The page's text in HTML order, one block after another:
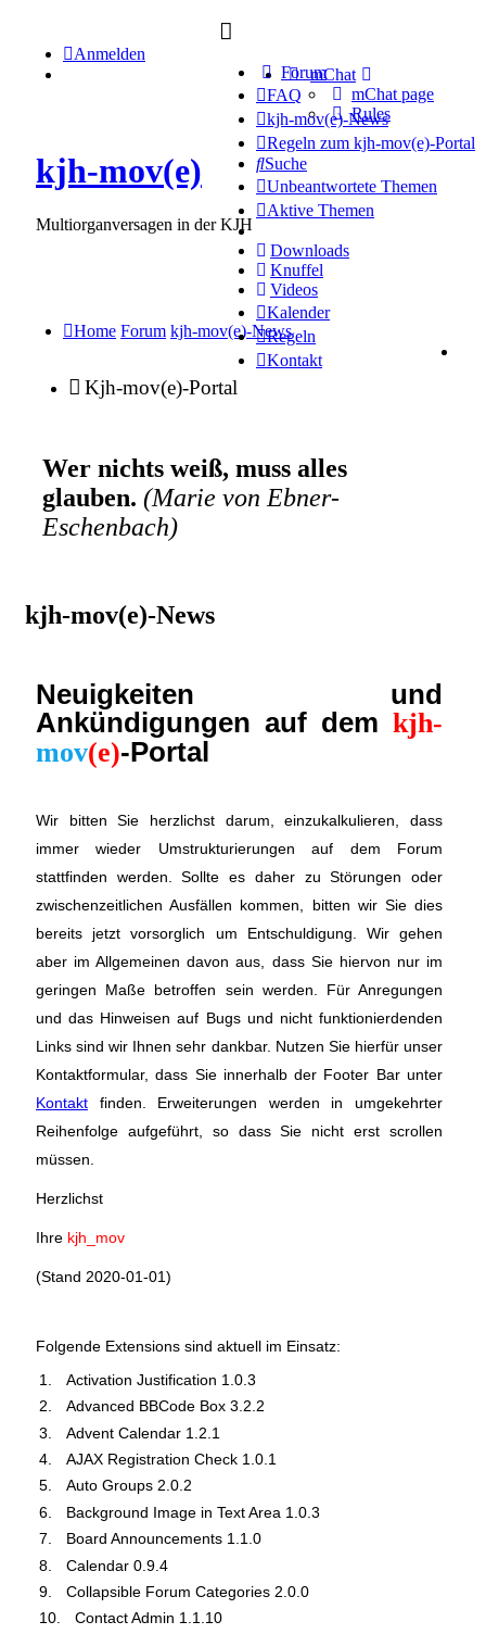
Forum
FAQ
kjh-mov(e)-News
Regeln zum kjh-mov(e)-Portal
Suche
Unbeantwortete Themen
Aktive Themen
Downloads
Knuffel
Videos
Kalender
Regeln
Kontakt
Anmelden
mChat
mChat page
Rules
kjh-mov(e)
Multiorganversagen in der KJH
Home Forum kjh-mov(e)-News
Kjh-mov(e)-Portal
Wer nichts weiß, muss alles
glauben. (Marie von Ebner-
Eschenbach)
kjh-mov(e)-News
Neuigkeiten und
Ankündigungen auf dem kjh-
mov(e)-Portal
Wir bitten Sie herzlichst darum, einzukalkulieren, dass
immer wieder Umstrukturierungen auf dem Forum
stattfinden werden. Sollte es daher zu Störungen oder
zwischenzeitlichen Ausfällen kommen, bitten wir Sie dies
bereits jetzt vorsorglich um Entschuldigung. Wir gehen
aber im Allgemeinen davon aus, dass Sie hiervon nur im
geringen Maße betroffen sein werden. Für Anregungen
und das Hinweisen auf Bugs und nicht funktionierdenden
Links sind wir Ihnen sehr dankbar. Nutzen Sie hierfür unser
Kontaktformular, dass Sie innerhalb der Footer Bar unter
Kontakt finden. Erweiterungen werden in umgekehrter
Reihenfolge aufgeführt, so dass Sie nicht erst scrollen
müssen.
Herzlichst
Ihre kjh_mov
(Stand 2020-01-01)
Folgende Extensions sind aktuell im Einsatz:
Activation Justification 1.0.3
Advanced BBCode Box 3.2.2
Advent Calendar 1.2.1
AJAX Registration Check 1.0.1
Auto Groups 2.0.2
Background Image in Text Area 1.0.3
Board Announcements 1.1.0
Calendar 0.9.4
Collapsible Forum Categories 2.0.0
Contact Admin 1.1.10